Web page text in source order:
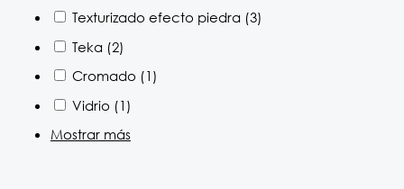
Texturizado efecto piedra (3)
Teka (2)
Cromado (1)
Vidrio (1)
Mostrar más